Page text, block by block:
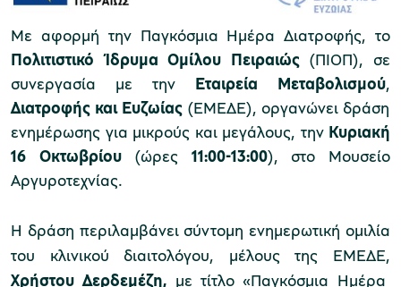
Μουσείο Πλινθοκεραμοποιίας N. & Σ.
Τσαλαπάτα
Μουσείο Μαρμαροτεχνίας
Μουσείο Περιβάλλοντος Στυμφαλίας
Με αφορμή την Παγκόσμια Ημέρα Διατροφής, το
Πολιτιστικό Ίδρυμα Ομίλου Πειραιώς (ΠΙΟΠ), σε
συνεργασία με την Εταιρεία Μεταβολισμού,
Διατροφής και Ευζωίας (ΕΜΕΔΕ), οργανώνει δράση
ενημέρωσης για μικρούς και μεγάλους, την Κυριακή
16 Οκτωβρίου (ώρες 11:00-13:00), στο Μουσείο
Αργυροτεχνίας.
Η δράση περιλαμβάνει σύντομη ενημερωτική ομιλία
του κλινικού διαιτολόγου, μέλους της ΕΜΕΔΕ,
Χρήστου Δερδεμέζη, με τίτλο «Παγκόσμια Ημέρα